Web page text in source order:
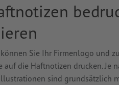
Sie Ihr Firmenlogo und
auf die Haftnotizen drucken. Je
sind grundsätzlich